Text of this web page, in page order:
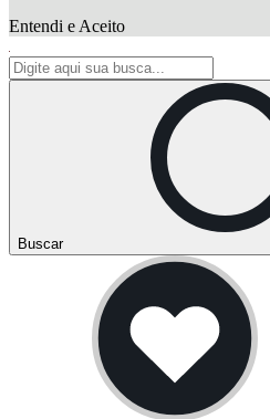
Entendi e Aceito
Buscar